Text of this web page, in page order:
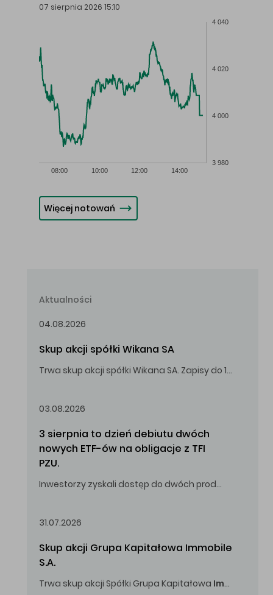
07 sierpnia 2026 15:10
08:00 10:00 12:00 14:00
3 980
4 000
4 020
4 040
Więcej notowań
Aktualności
04.08.2026
Skup akcji spółki Wikana SA
Trwa skup akcji spółki Wikana SA. Zapisy do 14.08.2026 r. do godz. 16.00.
03.08.2026
3 sierpnia to dzień debiutu dwóch
nowych ETF-ów na obligacje z TFI
PZU.
Inwestorzy zyskali dostęp do dwóch produktów umożliwiających inwestowanie w obligacje skarbowe.
31.07.2026
Skup akcji Grupa Kapitałowa Immobile
S.A.
Trwa skup akcji Spółki Grupa Kapitałowa Immobile